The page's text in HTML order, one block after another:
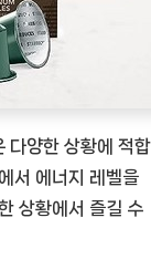
다양한 상황에 적합
서 에너지 레벨을
상황에서 즐길 수